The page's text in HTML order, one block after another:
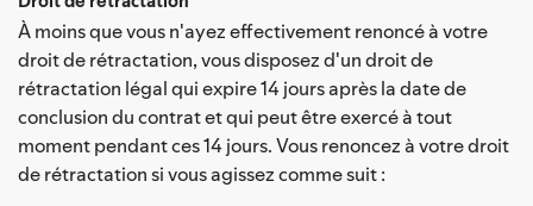
À moins que vous n'ayez effectivement renoncé à votre
droit de rétractation, vous disposez d'un droit de
rétractation légal qui expire 14 jours après la date de
conclusion du contrat et qui peut être exercé à tout
moment pendant ces 14 jours. Vous renoncez à votre droit
de rétractation si vous agissez comme suit :